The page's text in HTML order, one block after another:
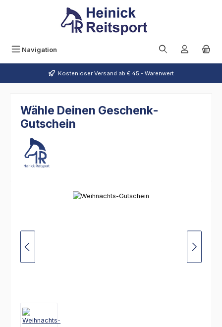
Zum Hauptinhalt springen
Navigation
Kostenloser Versand ab € 45,- Warenwert
Wähle Deinen Geschenk-
Gutschein
Bildergalerie überspringen